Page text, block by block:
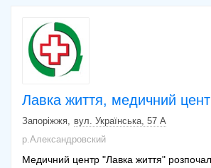
Лавка життя, медичний
Запоріжжя
вул. Українська, 57 А
р.Александровский
Медичний центр "Лавка життя"